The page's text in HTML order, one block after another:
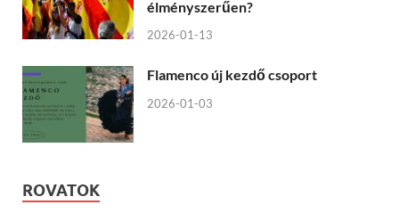
élményszerűen?
2026-01-13
Flamenco új kezdő csoport
2026-01-03
ROVATOK